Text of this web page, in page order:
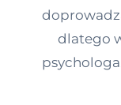
dlatego